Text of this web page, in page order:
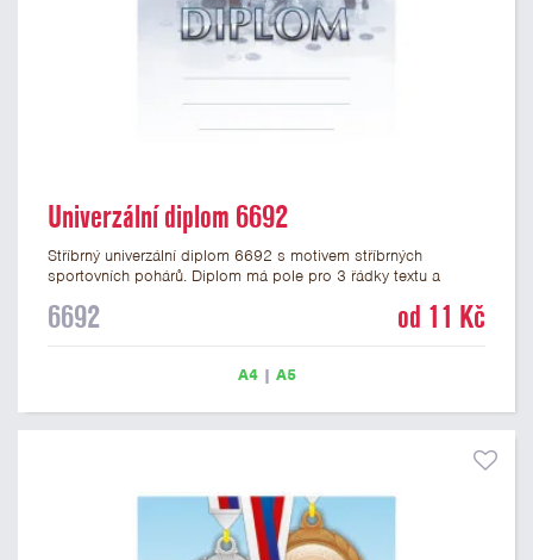
Univerzální diplom 6692
Stříbrný univerzální diplom 6692 s motivem stříbrných
sportovních pohárů. Diplom má pole pro 3 řádky textu a
formátu A4 a A5. Tento univerzální diplom je vhodný pro
motivem pohárů má gramáž 250 g/m2.
6692 od 11 Kč
A4| A5